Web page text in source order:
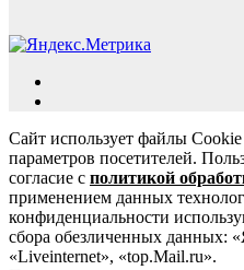
Сайт использует файлы
параметров посетителей.
согласие с политикой
применением данных
конфиденциальности
сбора обезличенных данных:
«Liveinternet», «top.Mail.ru».